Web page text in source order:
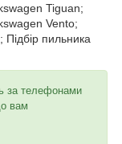
Tiguan;
Vento;
пильника
за телефонами
вам